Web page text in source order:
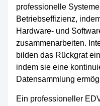
professionelle
Betriebseffizienz,
Hardware- und
zusammenarbeiten.
bilden das Rückgrat
indem sie eine
Datensammlung
Ein professioneller